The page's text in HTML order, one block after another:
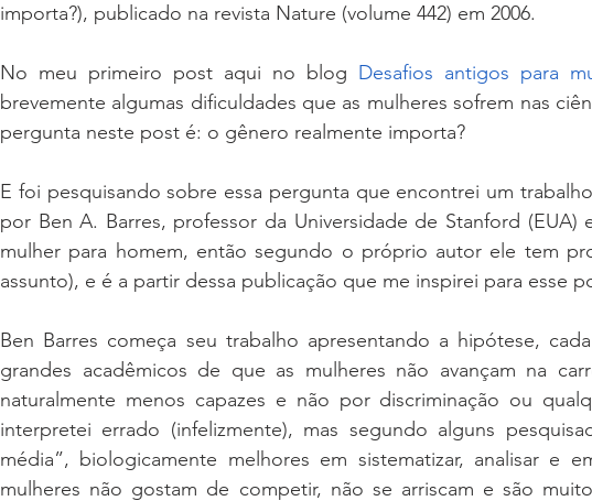
importa?), publicado na revista Nature (volume 442) em 2006.
No meu primeiro post aqui no blog Desafios antigos para
brevemente algumas dificuldades que as mulheres sofrem nas
pergunta neste post é: o gênero realmente importa?
E foi pesquisando sobre essa pergunta que encontrei um
por Ben A. Barres, professor da Universidade de Stanford (EUA)
mulher para homem, então segundo o próprio autor ele tem
assunto), e é a partir dessa publicação que me inspirei para esse
Ben Barres começa seu trabalho apresentando a hipótese,
grandes acadêmicos de que as mulheres não avançam na
naturalmente menos capazes e não por discriminação ou
interpretei errado (infelizmente), mas segundo alguns
média”, biologicamente melhores em sistematizar, analisar e
mulheres não gostam de competir, não se arriscam e são